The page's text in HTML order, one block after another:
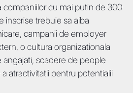
companiilor cu mai putin de 300
inscrise trebuie sa aiba
campanii de employer
o cultura organizationala
scadere de people
atractivitatii pentru potentialii